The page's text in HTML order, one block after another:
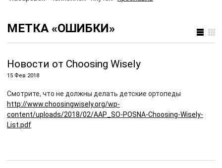
МЕТКА «ОШИБКИ»
Новости от Choosing Wisely
15 Фев 2018
Смотрите, что не должны делать детские ортопеды
http://www.choosingwisely.org/wp-
content/uploads/2018/02/AAP_SO-POSNA-Choosing-Wisely-
List.pdf